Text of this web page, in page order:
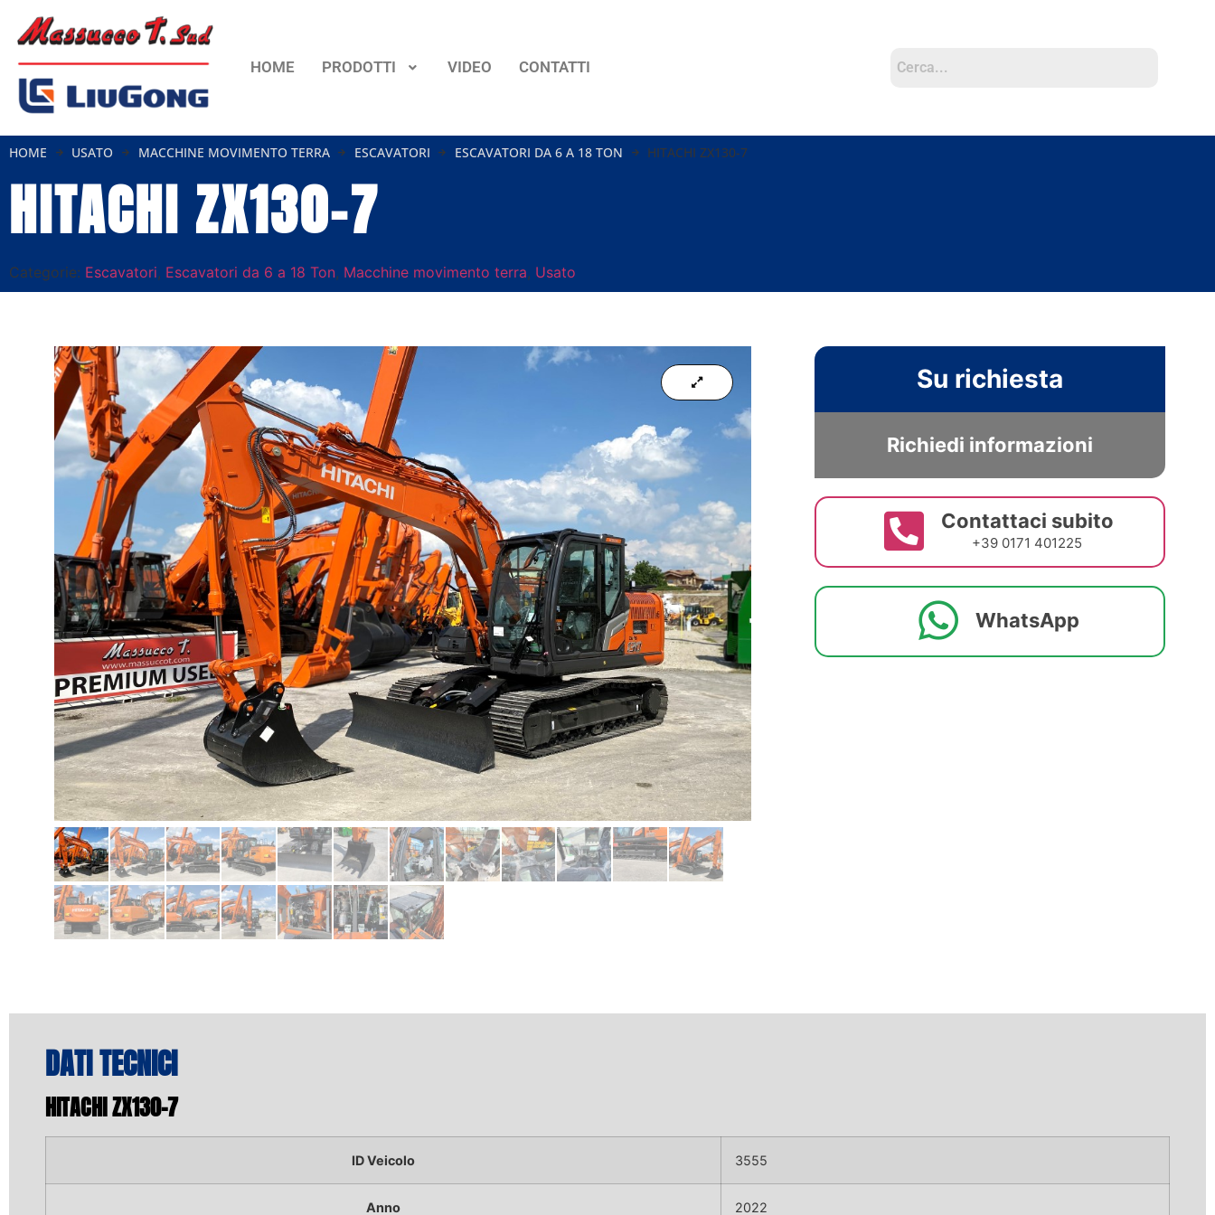
HOME PRODOTTI VIDEO CONTATTI
HOME USATO MACCHINE MOVIMENTO TERRA ESCAVATORI ESCAVATORI DA 6 A 18 TON HITACHI ZX130-7
HITACHI ZX130-7
Categorie: Escavatori, Escavatori da 6 a 18 Ton, Macchine movimento terra, Usato
Su richiesta
Richiedi informazioni
Contattaci subito
+39 0171 401225
WhatsApp
DATI TECNICI
HITACHI ZX130-7
ID Veicolo 3555
Anno 2022